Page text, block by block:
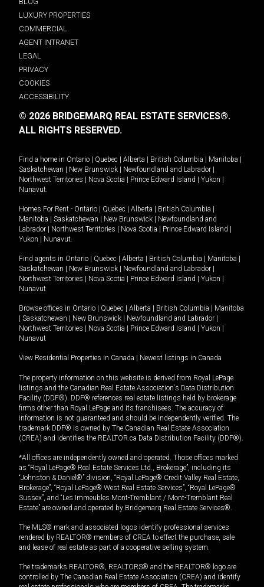
LUXURY PROPERTIES
COMMERCIAL
AGENT INTRANET
LEGAL
PRIVACY
COOKIES
ACCESSIBILITY
© 2026 BRIDGEMARQ REAL ESTATE SERVICES®.
ALL RIGHTS RESERVED.
Find a home in Ontario | Quebec | Alberta | British Columbia | Manitoba |
Saskatchewan | New Brunswick | Newfoundland and Labrador |
Northwest Territories | Nova Scotia | Prince Edward Island | Yukon |
Nunavut.
Homes For Rent - Ontario | Quebec | Alberta | British Columbia |
Manitoba | Saskatchewan | New Brunswick | Newfoundland and
Labrador | Northwest Territories | Nova Scotia | Prince Edward Island |
Yukon | Nunavut.
Find agents in Ontario | Quebec | Alberta | British Columbia | Manitoba |
Saskatchewan | New Brunswick | Newfoundland and Labrador |
Northwest Territories | Nova Scotia | Prince Edward Island | Yukon |
Nunavut
Browse offices in Ontario | Quebec | Alberta | British Columbia | Manitoba
| Saskatchewan | New Brunswick | Newfoundland and Labrador |
Northwest Territories | Nova Scotia | Prince Edward Island | Yukon |
Nunavut
View Residential Properties in Canada | Newest listings in Canada
The property information on this website is derived from Royal LePage
listings and the Canadian Real Estate Association's Data Distribution
Facility (DDF®). DDF® references real estate listings held by brokerage
firms other than Royal LePage and its franchisees. The accuracy of
information is not guaranteed and should be independently verified. The
trademark DDF® is owned by The Canadian Real Estate Association
(CREA) and identifies the REALTOR.ca Data Distribution Facility (DDF®).
*All offices are independently owned and operated. Those offices marked
as “Royal LePage® Real Estate Services Ltd., Brokerage”, including its
“Johnston & Daniel®” division, “Royal LePage® Credit Valley Real Estate,
Brokerage”, “Royal LePage® West Real Estate Services”, “Royal LePage®
Sussex”, and “Les Immeubles Mont-Tremblant / Mont-Tremblant Real
Estate” are owned and operated by Bridgemarq Real Estate Services®.
The MLS® mark and associated logos identify professional services
rendered by REALTOR® members of CREA to effect the purchase, sale
and lease of real estate as part of a cooperative selling system.
The trademarks REALTOR®, REALTORS® and the REALTOR® logo are
controlled by The Canadian Real Estate Association (CREA) and identify